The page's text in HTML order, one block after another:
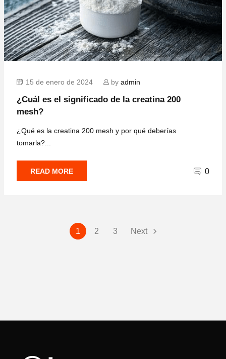
15 de enero de 2024 by admin
¿Cuál es el significado de la creatina 200
mesh?
¿Qué es la creatina 200 mesh y por qué deberías
tomarla?...
READ MORE 0
Paginación
1 2 3 Next